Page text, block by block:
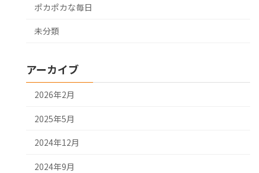
ポカポカな毎日
未分類
アーカイブ
2026年2月
2025年5月
2024年12月
2024年9月